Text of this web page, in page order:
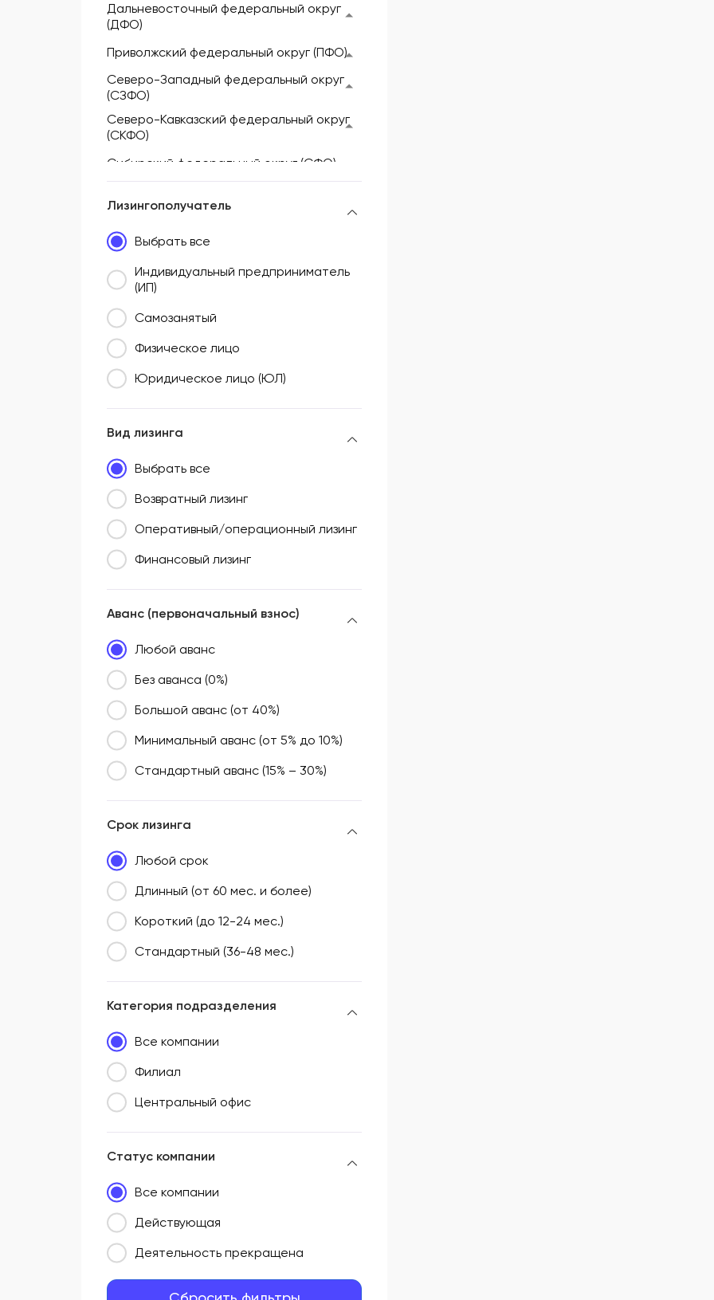
Прицепы и полуприцепы
Сельскохозяйственная техника
Складская техника
Дальневосточный федеральный округ
(ДФО)
Приволжский федеральный округ (ПФО)
Северо-Западный федеральный округ
(СЗФО)
Северо-Кавказский федеральный округ
(СКФО)
Сибирский федеральный округ (СФО)
Южный федеральный округ (ЮФО)
Лизингополучатель
Выбрать все
Индивидуальный предприниматель
(ИП)
Самозанятый
Физическое лицо
Юридическое лицо (ЮЛ)
Вид лизинга
Выбрать все
Возвратный лизинг
Оперативный/операционный лизинг
Финансовый лизинг
Аванс (первоначальный взнос)
Любой аванс
Без аванса (0%)
Большой аванс (от 40%)
Минимальный аванс (от 5% до 10%)
Стандартный аванс (15% – 30%)
Срок лизинга
Любой срок
Длинный (от 60 мес. и более)
Короткий (до 12-24 мес.)
Стандартный (36-48 мес.)
Категория подразделения
Все компании
Филиал
Центральный офис
Статус компании
Все компании
Действующая
Деятельность прекращена